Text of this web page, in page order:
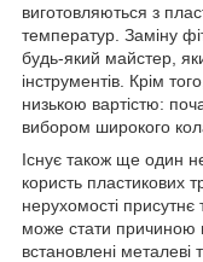
виготовляються з
температур. Заміну
будь-який майстер,
інструментів. Крім
низькою вартістю:
вибором широкого
Існує також ще один
користь пластикових
нерухомості
може стати причиною
встановлені металеві